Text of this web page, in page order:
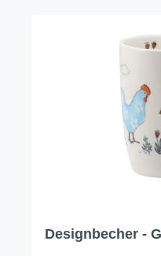
Designbecher -